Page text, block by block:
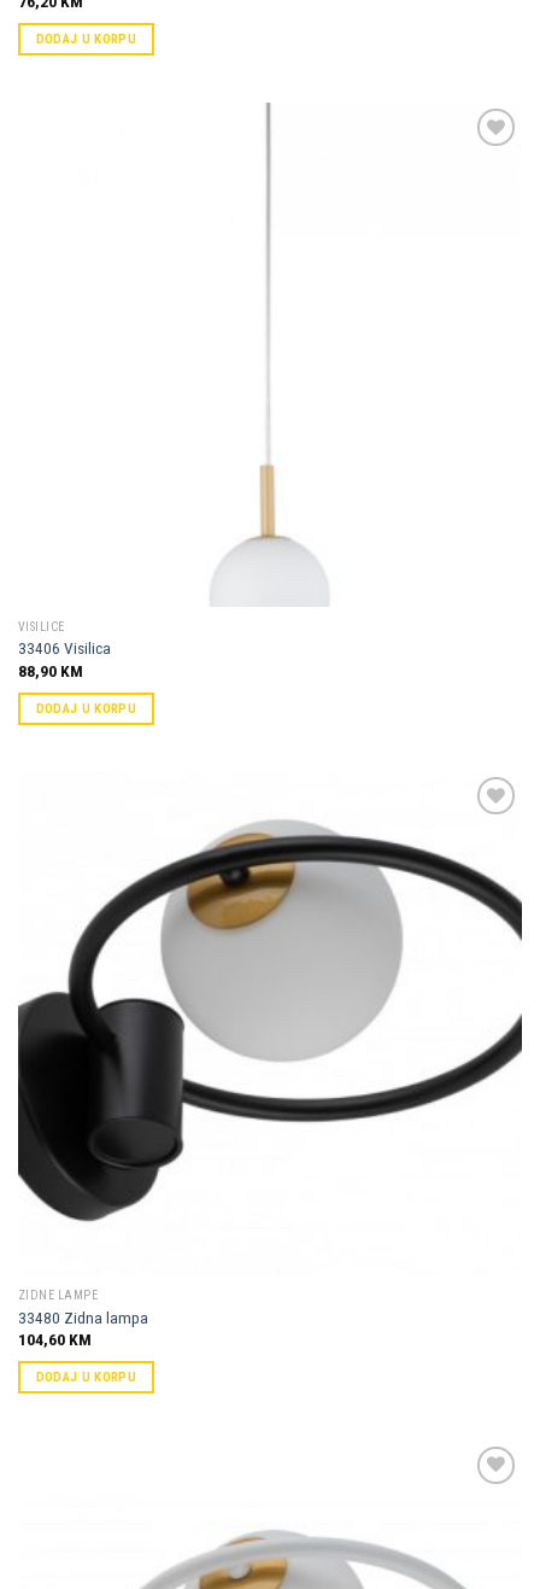
DODAJ U KORPU
VISILICE
33406 Visilica
88,90 KM
DODAJ U KORPU
Dodaj u
omiljene
ZIDNE LAMPE
33480 Zidna lampa
104,60 KM
DODAJ U KORPU